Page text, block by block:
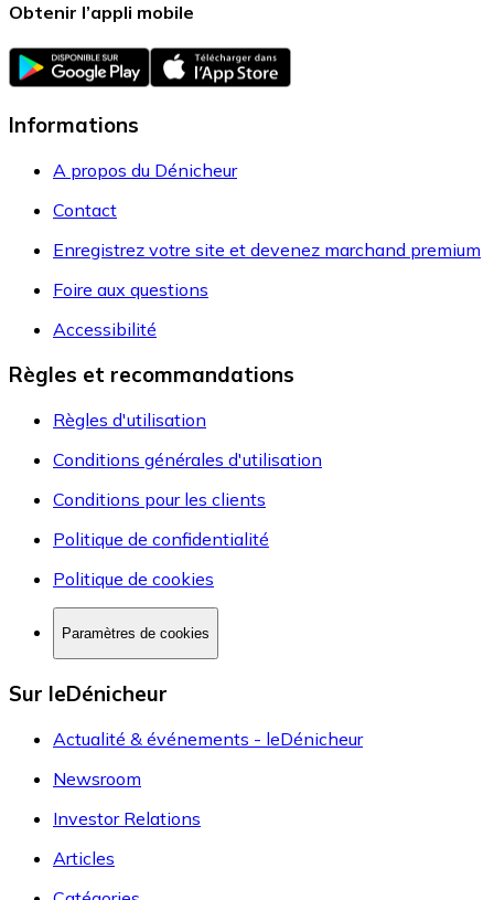
Obtenir l’appli mobile
Informations
A propos du Dénicheur
Contact
Enregistrez votre site et devenez marchand premium
Foire aux questions
Accessibilité
Règles et recommandations
Règles d'utilisation
Conditions générales d'utilisation
Conditions pour les clients
Politique de confidentialité
Politique de cookies
Paramètres de cookies
Sur leDénicheur
Actualité & événements - leDénicheur
Newsroom
Investor Relations
Articles